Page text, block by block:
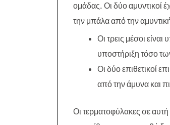
ομάδας. Οι δύο αμυντικοί
την μπάλα από την
Οι τρεις μέσοι
υποστήριξη τόσο
Οι δύο επιθετικοί
από την άμυνα και
Οι τερματοφύλακες σε αυτή